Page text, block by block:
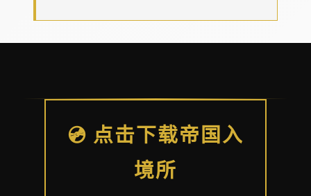
💿 点击下载帝国入
境所